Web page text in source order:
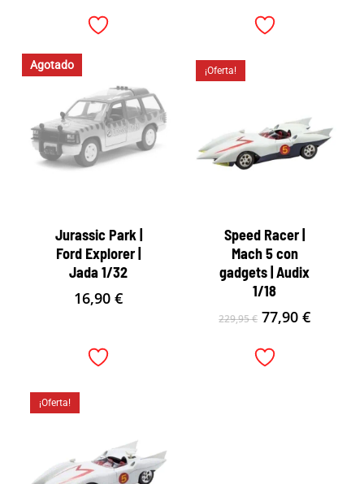
Agotado
Jurassic Park |
Ford Explorer |
Jada 1/32
16,90€
¡Oferta!
Speed Racer |
Mach 5 con
gadgets | Audix
1/18
229,95€ El
original
era:
77,90€El
¡Oferta!